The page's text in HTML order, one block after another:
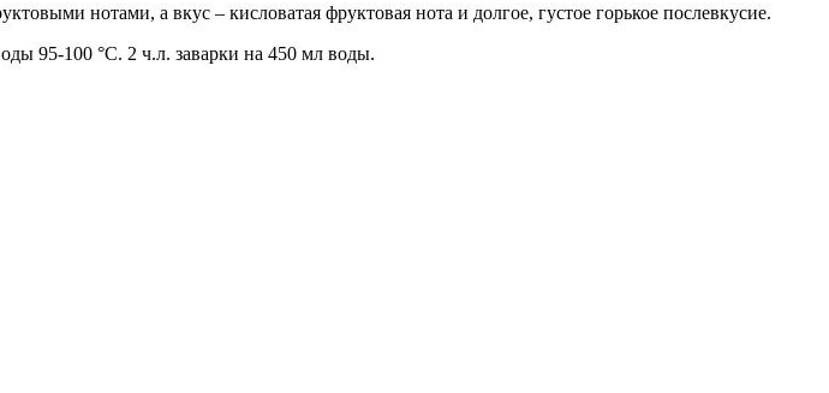
нотами, а вкус – кисловатая фруктовая нота и долгое, густое горькое послевкусие.
95-100 °С. 2 ч.л. заварки на 450 мл воды.